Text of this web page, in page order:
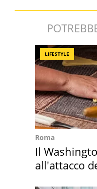
LIFESTYLE
Roma
Il
all'attacco